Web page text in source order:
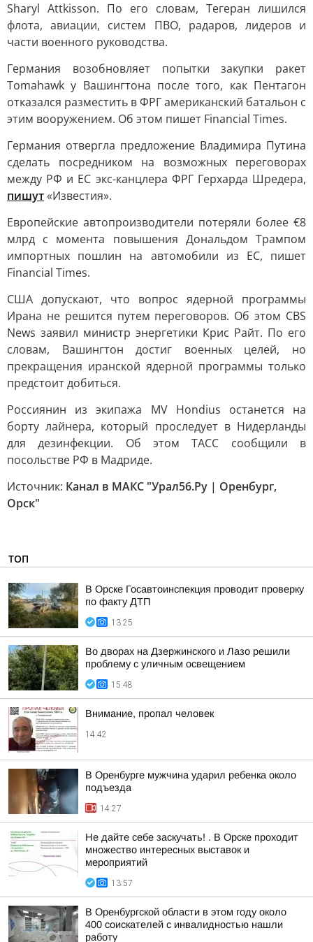
Sharyl Attkisson. По его словам, Тегеран лишился
флота, авиации, систем ПВО, радаров, лидеров и
части военного руководства.
Германия возобновляет попытки закупки ракет
Tomahawk у Вашингтона после того, как Пентагон
отказался разместить в ФРГ американский батальон с
этим вооружением. Об этом пишет Financial Times.
Германия отвергла предложение Владимира Путина
сделать посредником на возможных переговорах
между РФ и ЕС экс-канцлера ФРГ Герхарда Шредера,
пишут«Известия».
Европейские автопроизводители потеряли более €8
млрд с момента повышения Дональдом Трампом
импортных пошлин на автомобили из ЕС, пишет
Financial Times.
США допускают, что вопрос ядерной программы
Ирана не решится путем переговоров. Об этом CBS
News заявил министр энергетики Крис Райт. По его
словам, Вашингтон достиг военных целей, но
прекращения иранской ядерной программы только
предстоит добиться.
Россиянин из экипажа MV Hondius останется на
борту лайнера, который проследует в Нидерланды
для дезинфекции. Об этом ТАСС сообщили в
посольстве РФ в Мадриде.
Источник: Канал в МАКС "Урал56.Ру | Оренбург,
Орск"
ТОП
В Орске Госавтоинспекция проводит проверку
по факту ДТП
13:25
Во дворах на Дзержинского и Лазо решили
проблему с уличным освещением
15:48
Внимание, пропал человек
14:42
В Оренбурге мужчина ударил ребенка около
подъезда
14:27
Не дайте себе заскучать! . В Орске проходит
множество интересных выставок и
мероприятий
13:57
В Оренбургской области в этом году около
400 соискателей с инвалидностью нашли
работу